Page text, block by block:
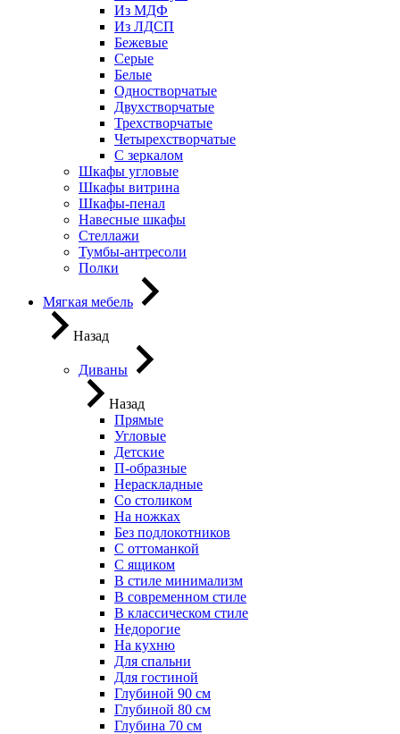
Из МДФ
Из ЛДСП
Бежевые
Серые
Белые
Одностворчатые
Двухстворчатые
Трехстворчатые
Четырехстворчатые
С зеркалом
Шкафы угловые
Шкафы витрина
Шкафы-пенал
Навесные шкафы
Стеллажи
Тумбы-антресоли
Полки
Мягкая мебель
Назад
Диваны
Назад
Прямые
Угловые
Детские
П-образные
Нераскладные
Со столиком
На ножках
Без подлокотников
С оттоманкой
С ящиком
В стиле минимализм
В современном стиле
В классическом стиле
Недорогие
На кухню
Для спальни
Для гостиной
Глубиной 90 см
Глубиной 80 см
Глубина 70 см